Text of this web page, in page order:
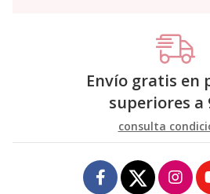
Envío gratis en
superiores a
consulta